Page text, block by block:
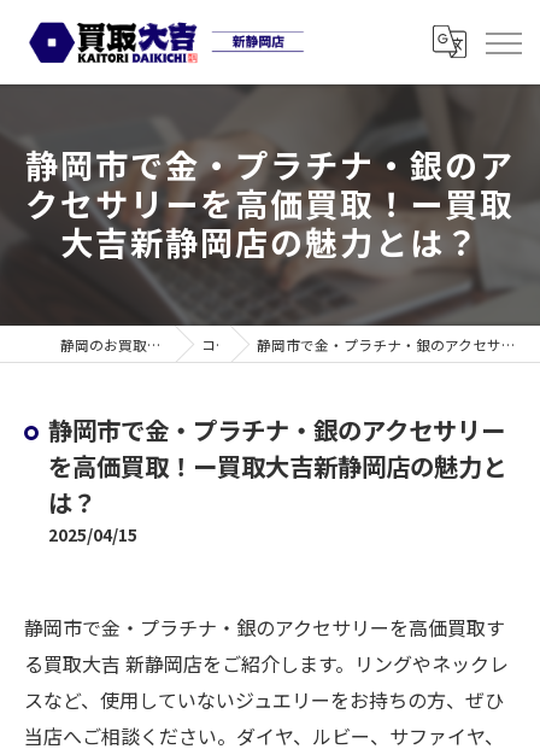
静岡市で金・プラチナ・銀のア
クセサリーを高価買取！ー買取
大吉新静岡店の魅力とは？
静岡のお買取なら買取大吉 新静岡店 コラム 静岡市で金・プラチナ・銀のアクセサリーを高価買取！ー買取大吉新静岡店の魅力とは？
静岡市で金・プラチナ・銀のアクセサリー
を高価買取！ー買取大吉新静岡店の魅力と
は？
2025/04/15
静岡市で金・プラチナ・銀のアクセサリーを高価買取す
る買取大吉 新静岡店をご紹介します。リングやネックレ
スなど、使用していないジュエリーをお持ちの方、ぜひ
当店へご相談ください。ダイヤ、ルビー、サファイヤ、